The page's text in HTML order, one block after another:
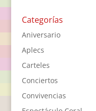
Categorías
Aniversario
Aplecs
Carteles
Conciertos
Convivencias